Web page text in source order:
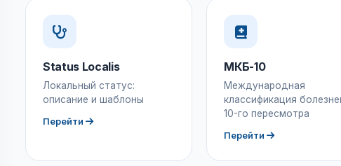
Status Localis
Локальный статус:
описание и шаблоны
Перейти
МКБ-10
Международная
классификация
10-го пересмотра
Перейти